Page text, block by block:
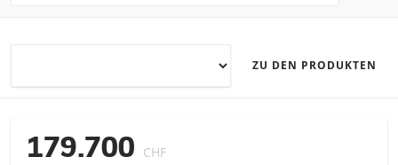
ZU DEN PRODUKTEN
179.700 CHF